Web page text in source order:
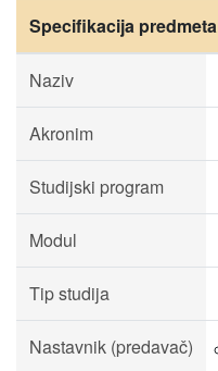
Specifikacija predmeta
Naziv
Akronim
Studijski program
Modul
Tip studija
Nastavnik (predavač)